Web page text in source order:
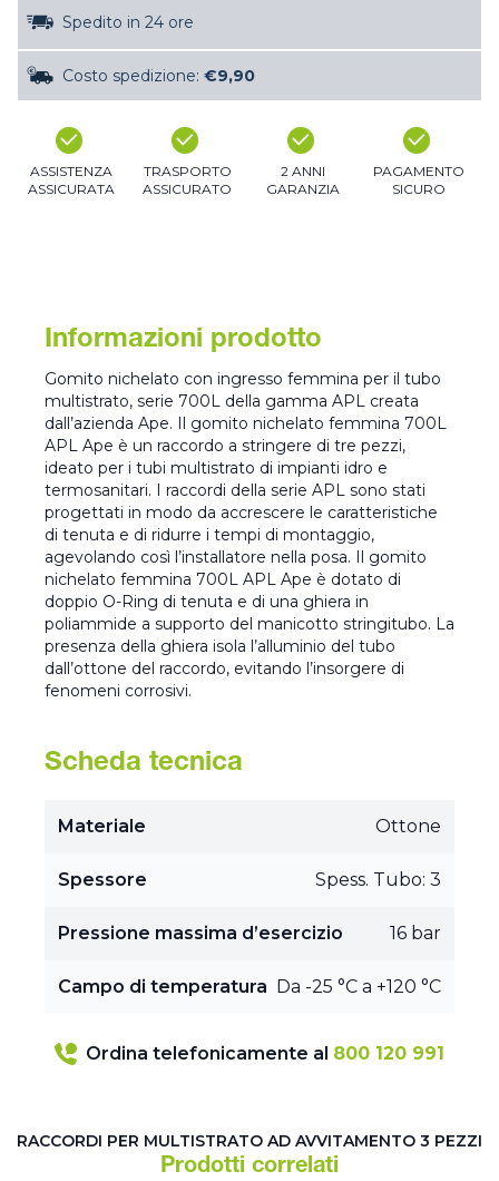
Spedito in 24 ore
Costo spedizione: €9,90
ASSISTENZA
ASSICURATA
TRASPORTO
ASSICURATO
2 ANNI
GARANZIA
PAGAMENTO
SICURO
Informazioni prodotto
Gomito nichelato con ingresso femmina per il tubo
multistrato, serie 700L della gamma APL creata
dall’azienda Ape. Il gomito nichelato femmina 700L
APL Ape è un raccordo a stringere di tre pezzi,
ideato per i tubi multistrato di impianti idro e
termosanitari. I raccordi della serie APL sono stati
progettati in modo da accrescere le caratteristiche
di tenuta e di ridurre i tempi di montaggio,
agevolando così l’installatore nella posa. Il gomito
nichelato femmina 700L APL Ape è dotato di
doppio O-Ring di tenuta e di una ghiera in
poliammide a supporto del manicotto stringitubo. La
presenza della ghiera isola l’alluminio del tubo
dall’ottone del raccordo, evitando l’insorgere di
fenomeni corrosivi.
Scheda tecnica
Materiale Ottone
Spessore Spess. Tubo: 3
Pressione massima d’esercizio 16 bar
Campo di temperatura Da -25 °C a +120 °C
Ordina telefonicamente al 800 120 991
RACCORDI PER MULTISTRATO AD AVVITAMENTO 3 PEZZI
Prodotti correlati